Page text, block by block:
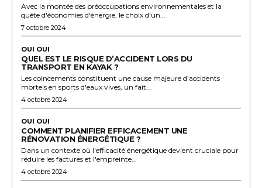
Avec la montée des préoccupations environnementales et la
quête d'économies d'énergie, le choix d'un...
7 octobre 2024
OUI OUI
QUEL EST LE RISQUE D’ACCIDENT LORS DU
TRANSPORT EN KAYAK ?
Les coincements constituent une cause majeure d'accidents
mortels en sports d'eaux vives, un fait...
4 octobre 2024
OUI OUI
COMMENT PLANIFIER EFFICACEMENT UNE
RÉNOVATION ÉNERGÉTIQUE ?
Dans un contexte où l'efficacité énergétique devient cruciale pour
réduire les factures et l'empreinte...
4 octobre 2024